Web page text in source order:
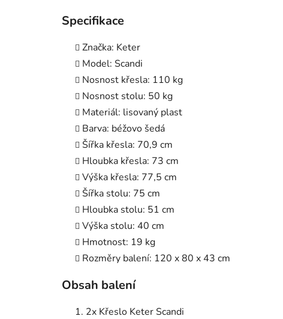
Specifikace
Značka: Keter
Model: Scandi
Nosnost křesla: 110 kg
Nosnost stolu: 50 kg
Materiál: lisovaný plast
Barva: béžovo šedá
Šířka křesla: 70,9 cm
Hloubka křesla: 73 cm
Výška křesla: 77,5 cm
Šířka stolu: 75 cm
Hloubka stolu: 51 cm
Výška stolu: 40 cm
Hmotnost: 19 kg
Rozměry balení: 120 x 80 x 43 cm
Obsah balení
2x Křeslo Keter Scandi